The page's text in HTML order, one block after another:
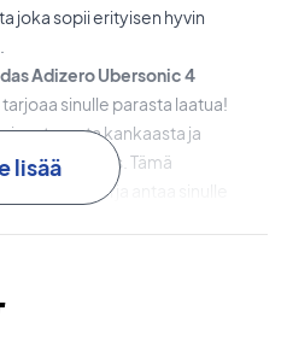
joka sopii erityisen hyvin
Adizero Ubersonic 4
sinulle parasta laatua!
joustavasta kankaasta ja
istuvuus. Tämä
jalkaasi ja antaa sinulle
lisää